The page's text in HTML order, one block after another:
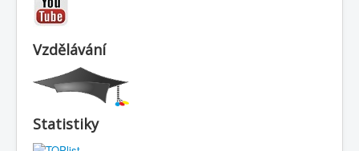
Vzdělávání
Statistiky